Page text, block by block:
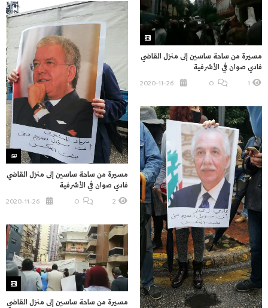
مسيرة من ساحة ساسين إلى منزل القاضي
فادي صوان في الأشرفية
1
O
مسيرة من ساحة ساسين إلى منزل القاضي
فادي صوان في الأشرفية
2
O
مسيرة من ساحة ساسين إلى منزل القاضي